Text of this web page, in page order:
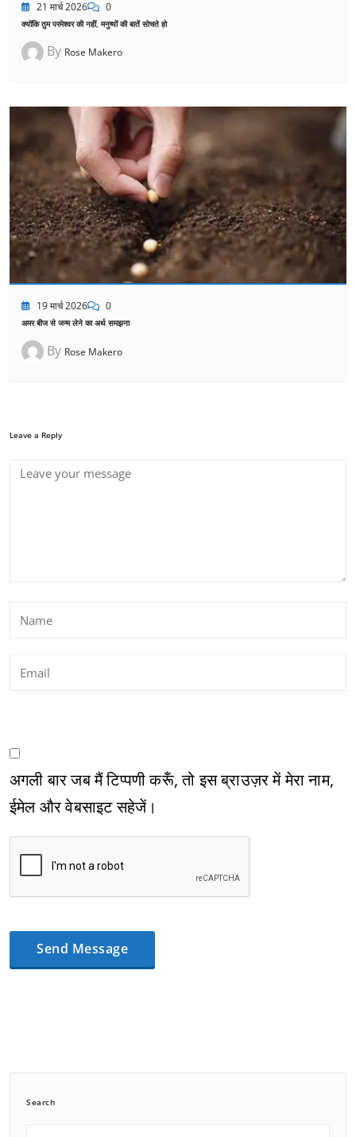
21 मार्च 2026 0
क्योंकि तुम परमेश्वर की नहीं, मनुष्यों की बातें सोचते हो
By Rose Makero
19 मार्च 2026 0
अमर बीज से जन्म लेने का अर्थ समझना
By Rose Makero
Leave a Reply
अगली बार जब मैं टिप्पणी करूँ, तो इस ब्राउज़र में मेरा नाम,
ईमेल और वेबसाइट सहेजें।
Search